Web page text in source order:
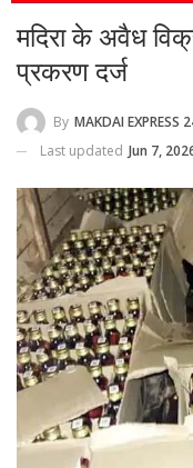
मदिरा के अवैध
प्रकरण दर्ज
By MAKDAI EXPRESS
Last updated Jun 7,